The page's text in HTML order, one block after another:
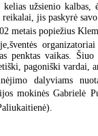
kelias užsienio kalbas,
reikalai, jis paskyrė
metais popiežius
penktas vaikas.
pagoniški vardai,
dalyviams
mokinės Gabrielė